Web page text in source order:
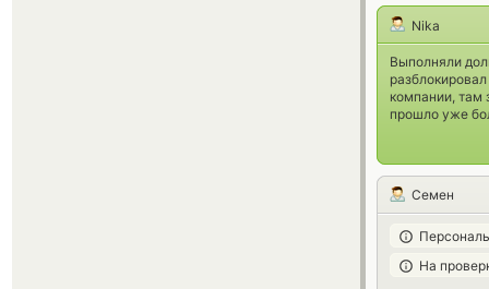
Nika
Выполняли
компании, там
прошло уже
Семен
На